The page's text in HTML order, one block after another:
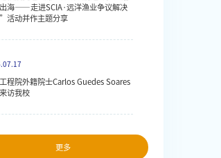
海——走进SCIA·远洋渔业争议解决
活动并作主题分享
程院外籍院士Carlos Guedes Soares
访我校
更多